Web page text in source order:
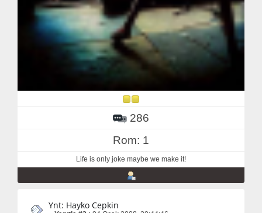
286
Rom: 1
Life is only joke maybe we make it!
Ynt: Hayko Cepkin